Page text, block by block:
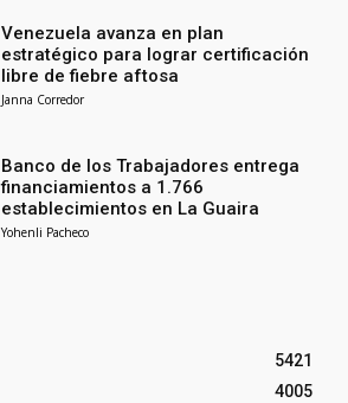
Venezuela avanza en plan
estratégico para lograr certificación
libre de fiebre aftosa
Janna Corredor
Banco de los Trabajadores entrega
financiamientos a 1.766
establecimientos en La Guaira
Yohenli Pacheco
5421
4005